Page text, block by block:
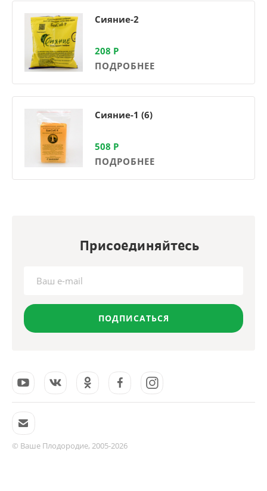
Сияние-2
208 Р
ПОДРОБНЕЕ
Сияние-1 (6)
508 Р
ПОДРОБНЕЕ
Присоединяйтесь
ПОДПИСАТЬСЯ
© Ваше Плодородие, 2005-2026